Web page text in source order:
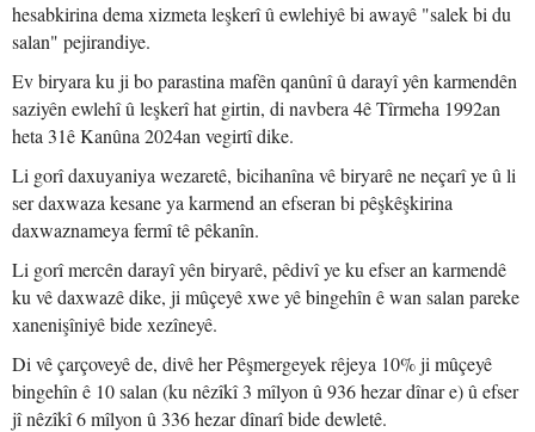
hesabkirina dema xizmeta leşkerî û ewlehiyê bi awayê "salek bi du
salan" pejirandiye.
Ev biryara ku ji bo parastina mafên qanûnî û darayî yên karmendên
saziyên ewlehî û leşkerî hat girtin, di navbera 4ê Tîrmeha 1992an
heta 31ê Kanûna 2024an vegirtî dike.
Li gorî daxuyaniya wezaretê, bicihanîna vê biryarê ne neçarî ye û li
ser daxwaza kesane ya karmend an efseran bi pêşkêşkirina
daxwaznameya fermî tê pêkanîn.
Li gorî mercên darayî yên biryarê, pêdivî ye ku efser an karmendê
ku vê daxwazê dike, ji mûçeyê xwe yê bingehîn ê wan salan pareke
xanenişîniyê bide xezîneyê.
Di vê çarçoveyê de, divê her Pêşmergeyek rêjeya 10% ji mûçeyê
bingehîn ê 10 salan (ku nêzîkî 3 mîlyon û 936 hezar dînar e) û efser
jî nêzîkî 6 mîlyon û 336 hezar dînarî bide dewletê.